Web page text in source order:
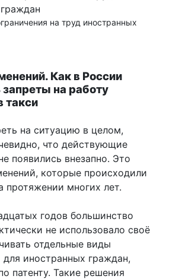
на труд иностранных
Как в России
запреты на работу
такси
на ситуацию в целом,
что действующие
появились внезапно. Это
которые происходили
протяжении многих лет.
годов большинство
не использовало своё
отдельные виды
для иностранных граждан,
патенту. Такие решения